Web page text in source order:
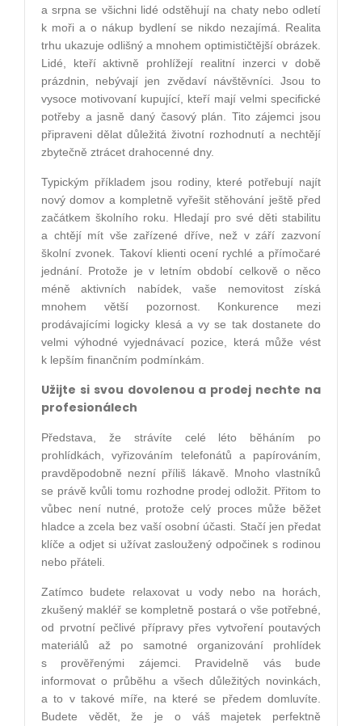
a srpna se všichni lidé odstěhují na chaty nebo odletí
k moři a o nákup bydlení se nikdo nezajímá. Realita
trhu ukazuje odlišný a mnohem optimističtější obrázek.
Lidé, kteří aktivně prohlížejí realitní inzerci v době
prázdnin, nebývají jen zvědaví návštěvníci. Jsou to
vysoce motivovaní kupující, kteří mají velmi specifické
potřeby a jasně daný časový plán. Tito zájemci jsou
připraveni dělat důležitá životní rozhodnutí a nechtějí
zbytečně ztrácet drahocenné dny.
Typickým příkladem jsou rodiny, které potřebují najít
nový domov a kompletně vyřešit stěhování ještě před
začátkem školního roku. Hledají pro své děti stabilitu
a chtějí mít vše zařízené dříve, než v září zazvoní
školní zvonek. Takoví klienti ocení rychlé a přímočaré
jednání. Protože je v letním období celkově o něco
méně aktivních nabídek, vaše nemovitost získá
mnohem větší pozornost. Konkurence mezi
prodávajícími logicky klesá a vy se tak dostanete do
velmi výhodné vyjednávací pozice, která může vést
k lepším finančním podmínkám.
Užijte si svou dovolenou a prodej nechte na
profesionálech
Představa, že strávíte celé léto běháním po
prohlídkách, vyřizováním telefonátů a papírováním,
pravděpodobně nezní příliš lákavě. Mnoho vlastníků
se právě kvůli tomu rozhodne prodej odložit. Přitom to
vůbec není nutné, protože celý proces může běžet
hladce a zcela bez vaší osobní účasti. Stačí jen předat
klíče a odjet si užívat zasloužený odpočinek s rodinou
nebo přáteli.
Zatímco budete relaxovat u vody nebo na horách,
zkušený makléř se kompletně postará o vše potřebné,
od prvotní pečlivé přípravy přes vytvoření poutavých
materiálů až po samotné organizování prohlídek
s prověřenými zájemci. Pravidelně vás bude
informovat o průběhu a všech důležitých novinkách,
a to v takové míře, na které se předem domluvíte.
Budete vědět, že je o váš majetek perfektně